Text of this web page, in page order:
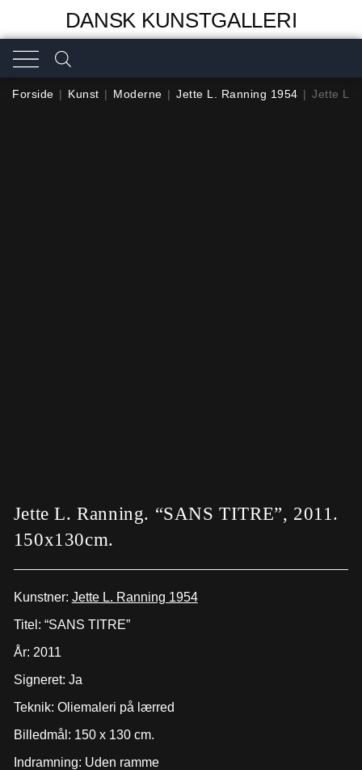
DANSK KUNSTGALLERI
Forside | Kunst | Moderne | Jette L. Ranning 1954 | Jette L.
Jette L. Ranning. “SANS TITRE”, 2011.
150x130cm.
Kunstner: Jette L. Ranning 1954
Titel: “SANS TITRE”
År: 2011
Signeret: Ja
Teknik: Oliemaleri på lærred
Billedmål: 150 x 130 cm.
Indramning: Uden ramme